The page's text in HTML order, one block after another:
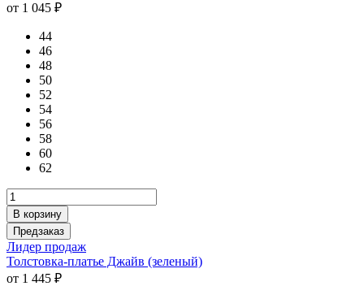
от 1 045 ₽
44
46
48
50
52
54
56
58
60
62
В корзину
Предзаказ
Лидер продаж
Толстовка-платье Джайв (зеленый)
от 1 445 ₽